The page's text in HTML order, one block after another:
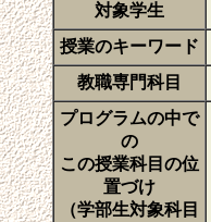
対象学生
授業のキーワード
教職専門科目
プログラムの中で
の
この授業科目の位
置づけ
（学部生対象科目